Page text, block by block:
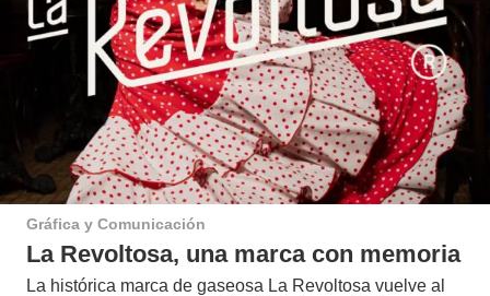
Gráfica y Comunicación
La Revoltosa, una marca con memoria
La histórica marca de gaseosa La Revoltosa vuelve al